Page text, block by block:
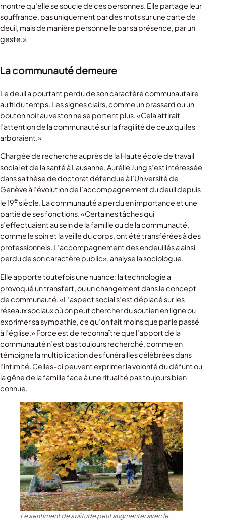
montre qu’elle se soucie de ces personnes. Elle partage leur
souffrance, pas uniquement par des mots sur une carte de
deuil, mais de manière personnelle par sa présence, par un
geste.»
La communauté demeure
Le deuil a pourtant perdu de son caractère communautaire
au fil du temps. Les signes clairs, comme un brassard ou un
bouton noir au veston ne se portent plus. «Cela attirait
l’attention de la communauté sur la fragilité de ceux qui les
arboraient.»
Chargée de recherche auprès de la Haute école de travail
social et de la santé à Lausanne, Aurélie Jung s’est intéressée
dans sa thèse de doctorat défendue à l’Université de
Genève à l’évolution de l’accompagnement du deuil depuis
le 19esiècle. La communauté a perdu en importance et une
partie de ses fonctions. «Certaines tâches qui
s’effectuaient au sein de la famille ou de la communauté,
comme le soin et la veille du corps, ont été transférées à des
professionnels. L’accompagnement des endeuillés a ainsi
perdu de son caractère public», analyse la sociologue.
Elle apporte toutefois une nuance: la technologie a
provoqué un transfert, ou un changement dans le concept
de communauté. «L’aspect social s’est déplacé sur les
réseaux sociaux où on peut chercher du soutien en ligne ou
exprimer sa sympathie, ce qu’on fait moins que par le passé
à l’église.» Force est de reconnaître que l’apport de la
communauté n’est pas toujours recherché, comme en
témoigne la multiplication des funérailles célébrées dans
l’intimité. Celles-ci peuvent exprimer la volonté du défunt ou
la gêne de la famille face à une ritualité pas toujours bien
connue.
Le sentiment de solitude peut augmenter avec le